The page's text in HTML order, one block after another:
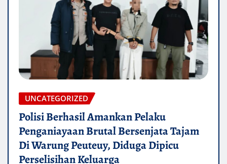
UNCATEGORIZED
Polisi Berhasil Amankan Pelaku
Penganiayaan Brutal Bersenjata Tajam
Di Warung Peuteuy, Diduga Dipicu
Perselisihan Keluarga